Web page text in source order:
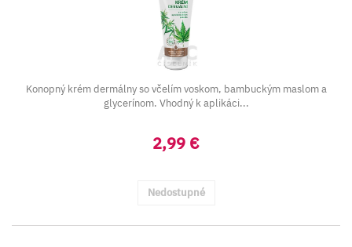
Konopný krém dermálny so včelím voskom, bambuckým maslom a
glycerínom. Vhodný k aplikáci...
2,99 €
Nedostupné